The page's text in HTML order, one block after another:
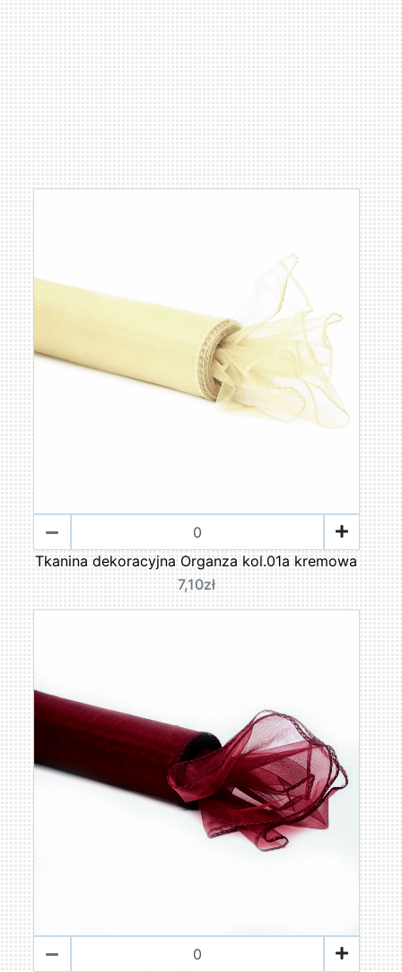
Tkanina dekoracyjna Organza kol.01a kremowa
7,10zł